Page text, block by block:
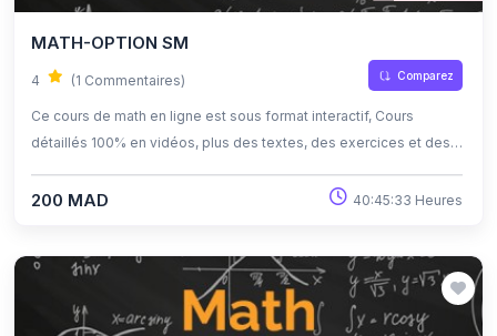
MATH-OPTION SM
4 (1 Commentaires) Comparez
Ce cours de math en ligne est sous format interactif, Cours
détaillés 100% en vidéos, plus des textes, des exercices et des
d'apprendre à son propre rythme grâce à l'auto-apprentissage et
200 MAD 40:45:33 Heures